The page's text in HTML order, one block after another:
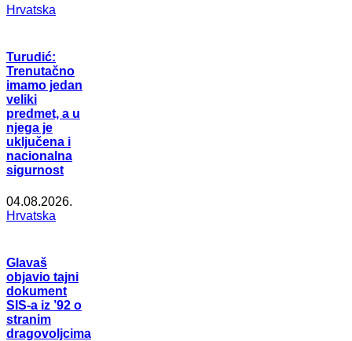
Hrvatska
Turudić:
Trenutačno
imamo jedan
veliki
predmet, a u
njega je
uključena i
nacionalna
sigurnost
04.08.2026.
Hrvatska
Glavaš
objavio tajni
dokument
SIS-a iz ’92 o
stranim
dragovoljcima